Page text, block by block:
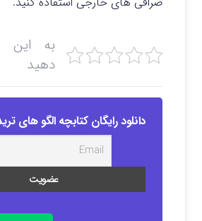
به این
دهید
دانلود رایگان کتابچه الگو های